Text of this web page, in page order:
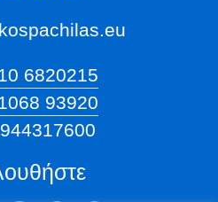
6820215
93920